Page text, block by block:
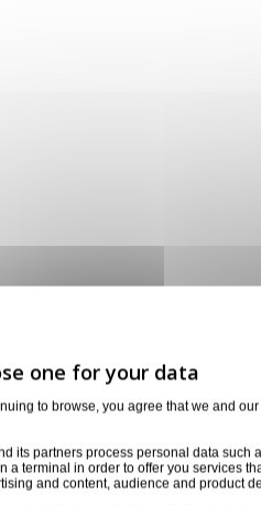
catégorie 6
to browse, you agree that we and
its partners process personal data such
a terminal in order to offer you services
and content, audience and product